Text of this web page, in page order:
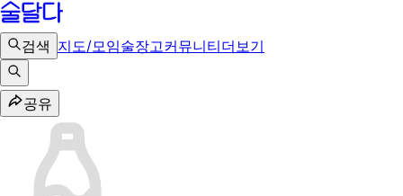
검색 지도/모임술장고커뮤니티더보기
공유